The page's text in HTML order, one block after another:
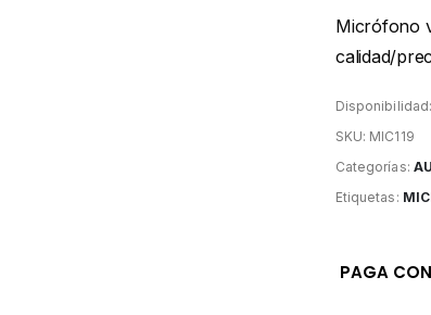
Micrófono
calidad/
Disponibilidad:
SKU: MIC119
Categorías:
Etiquetas:
PAGA